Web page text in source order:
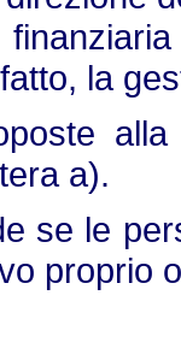
la
a).
se le
proprio